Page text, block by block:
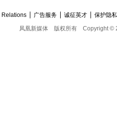
Relations 广告服务 诚征英才
保护隐
凤凰新媒体
版权所有 Copyright ©